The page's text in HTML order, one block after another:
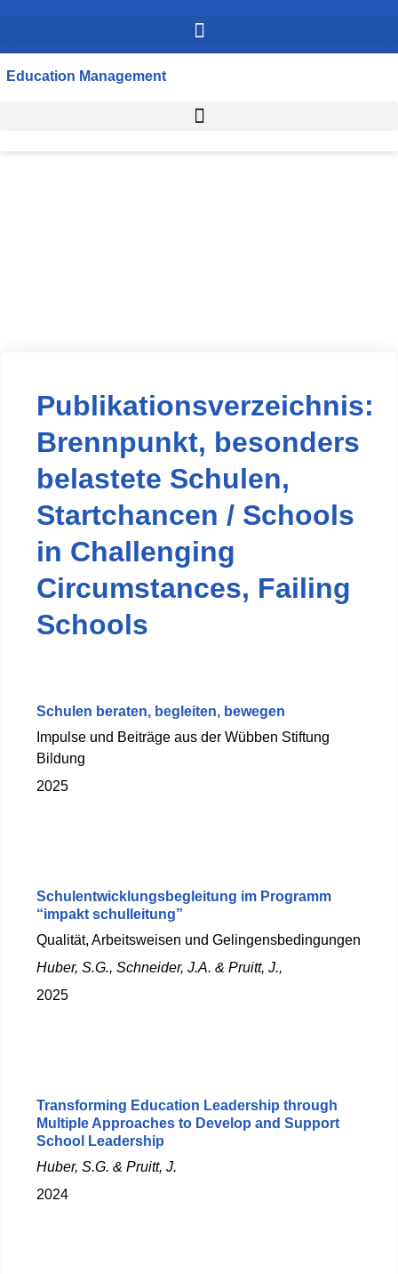
Education Management
Publikationsverzeichnis:
Brennpunkt, besonders
belastete Schulen,
Startchancen / Schools
in Challenging
Circumstances, Failing
Schools
Schulen beraten, begleiten, bewegen
Impulse und Beiträge aus der Wübben Stiftung
Bildung
2025
Schulentwicklungsbegleitung im Programm
“impakt schulleitung”
Qualität, Arbeitsweisen und Gelingensbedingungen
Huber, S.G., Schneider, J.A. & Pruitt, J.,
2025
Transforming Education Leadership through
Multiple Approaches to Develop and Support
School Leadership
Huber, S.G. & Pruitt, J.
2024